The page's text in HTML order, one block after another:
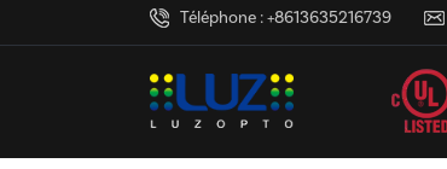
Téléphone :+8613635216739